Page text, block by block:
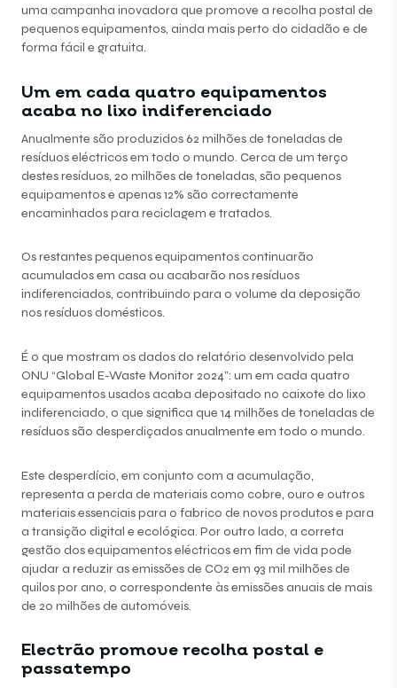
uma campanha inovadora que promove a recolha postal de
pequenos equipamentos, ainda mais perto do cidadão e de
forma fácil e gratuita.
Um em cada quatro equipamentos
acaba no lixo indiferenciado
Anualmente são produzidos 62 milhões de toneladas de
resíduos eléctricos em todo o mundo. Cerca de um terço
destes resíduos, 20 milhões de toneladas, são pequenos
equipamentos e apenas 12% são correctamente
encaminhados para reciclagem e tratados.
Os restantes pequenos equipamentos continuarão
acumulados em casa ou acabarão nos resíduos
indiferenciados, contribuindo para o volume da deposição
nos resíduos domésticos.
É o que mostram os dados do relatório desenvolvido pela
ONU “Global E-Waste Monitor 2024”: um em cada quatro
equipamentos usados acaba depositado no caixote do lixo
indiferenciado, o que significa que 14 milhões de toneladas de
resíduos são desperdiçados anualmente em todo o mundo.
Este desperdício, em conjunto com a acumulação,
representa a perda de materiais como cobre, ouro e outros
materiais essenciais para o fabrico de novos produtos e para
a transição digital e ecológica. Por outro lado, a correta
gestão dos equipamentos eléctricos em fim de vida pode
ajudar a reduzir as emissões de CO2 em 93 mil milhões de
quilos por ano, o correspondente às emissões anuais de mais
de 20 milhões de automóveis.
Electrão promove recolha postal e
passatempo